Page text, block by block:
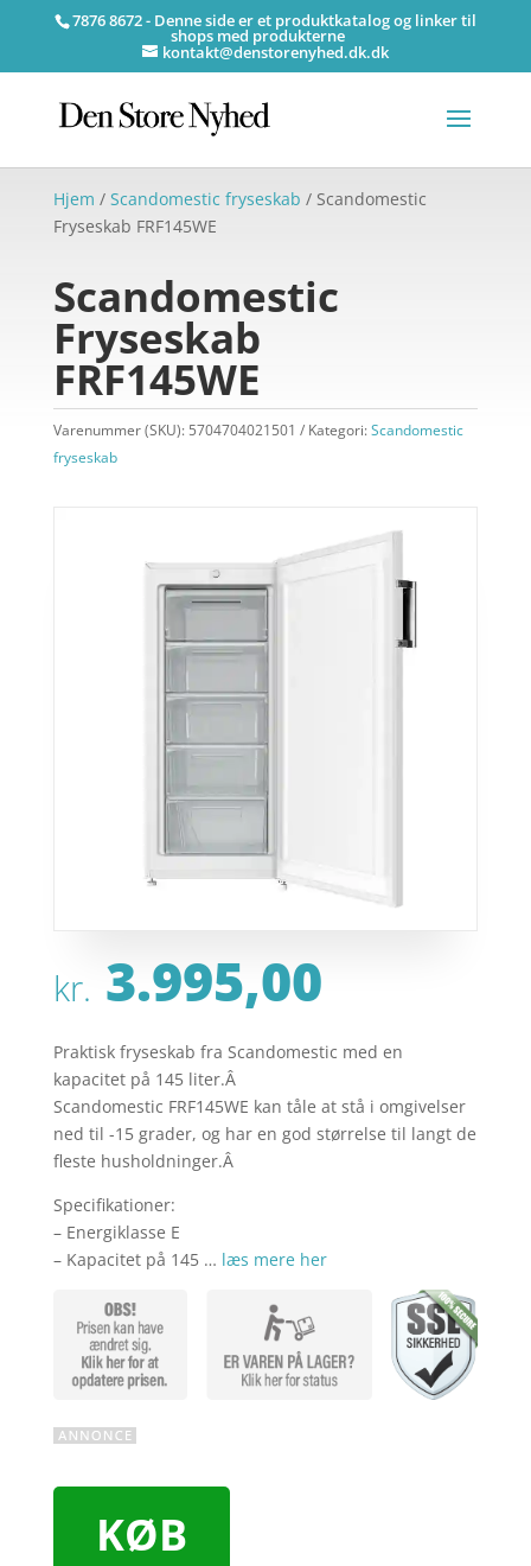
7876 8672 - Denne side er et produktkatalog og linker til
shops med produkterne
kontakt@denstorenyhed.dk.dk
Hjem / Scandomestic fryseskab / Scandomestic
Fryseskab FRF145WE
Scandomestic
Fryseskab
FRF145WE
Varenummer (SKU): 5704704021501 Kategori:Scandomestic
fryseskab
kr. 3.995,00
Praktisk fryseskab fra Scandomestic med en
kapacitet på 145 liter.Â
Scandomestic FRF145WE kan tåle at stå i omgivelser
ned til -15 grader, og har en god størrelse til langt de
fleste husholdninger.Â
Specifikationer:
– Energiklasse E
– Kapacitet på 145 … læs mere her
KØB